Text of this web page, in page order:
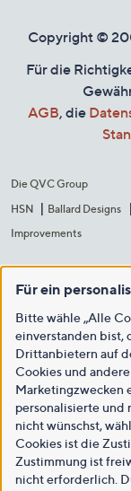
Copyright ©
Für die
AGB, die
Die QVC Group
HSN
Ballard Designs
Improvements
Für ein
Bitte wähle „Alle
einverstanden bist,
Drittanbietern auf
Cookies und
Marketingzwecken
personalisierte und
nicht wünschst,
Cookies ist die
Zustimmung ist
nicht erforderlich.